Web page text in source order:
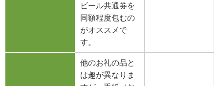
ビール共通券を
同額程度包むの
がオススメで
す。
他のお礼の品と
は趣が異なりま